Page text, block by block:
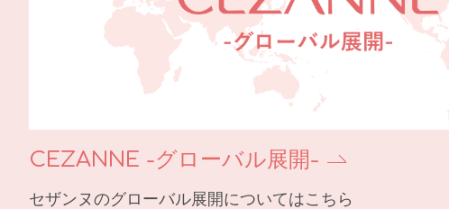
CEZANNE -グローバル展開-
セザンヌのグローバル展開についてはこちら